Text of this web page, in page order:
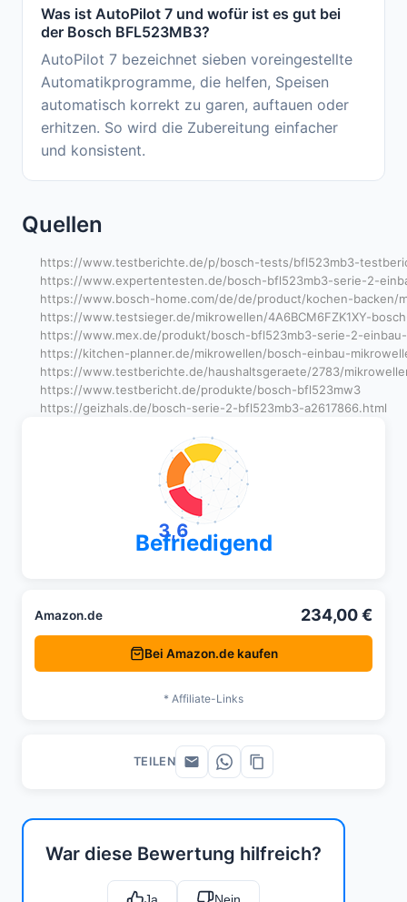
Was ist AutoPilot 7 und wofür ist es gut bei
der Bosch BFL523MB3?
AutoPilot 7 bezeichnet sieben voreingestellte
Automatikprogramme, die helfen, Speisen
automatisch korrekt zu garen, auftauen oder
erhitzen. So wird die Zubereitung einfacher
und konsistent.
Quellen
https://www.testberichte.de/p/bosch-tests/bfl523mb3-
https://www.expertentesten.de/bosch-bfl523mb3-serie-2-
https://www.bosch-home.com/de/de/product/kochen-backen/
https://www.testsieger.de/mikrowellen/4A6BCM6FZK1XY-
https://www.mex.de/produkt/bosch-bfl523mb3-serie-2-
https://kitchen-planner.de/mikrowellen/bosch-einbau-
https://www.testberichte.de/haushaltsgeraete/2783/
https://www.testbericht.de/produkte/bosch-bfl523mw3
https://geizhals.de/bosch-serie-2-bfl523mb3-a2617866.html
War diese Bewertung hilfreich?
3,6
Befriedigend
Amazon.de 234,00 €
Bei Amazon.de kaufen
* Affiliate-Links
TEILEN